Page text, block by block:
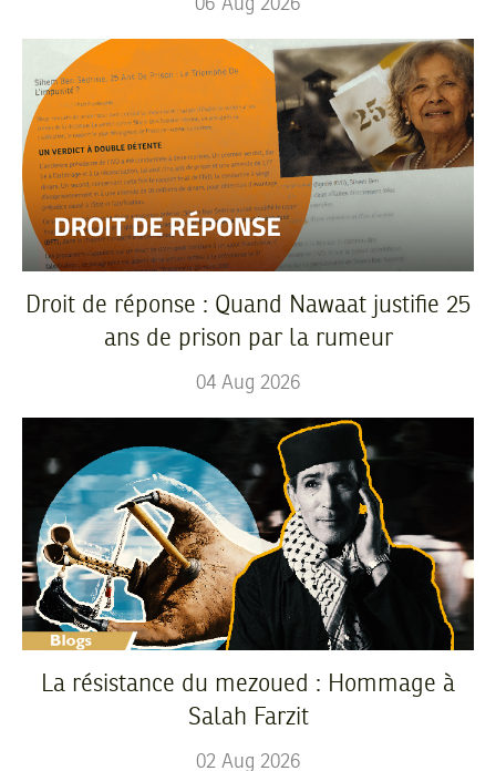
06 Aug 2026
Droit de réponse : Quand Nawaat justifie 25
ans de prison par la rumeur
04 Aug 2026
La résistance du mezoued : Hommage à
Salah Farzit
02 Aug 2026